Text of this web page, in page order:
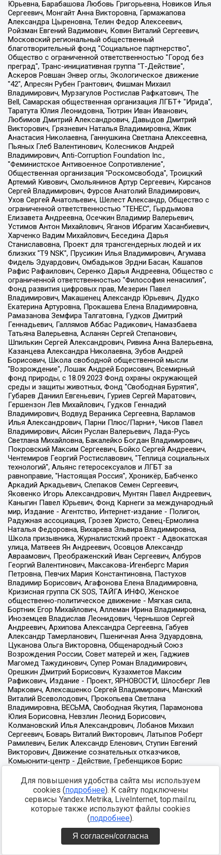
Для повышения удобства сайта мы используем
cookies (подробнее). К сайту подключены
сервисы Yandex.Metrika, LiveInternet, top.mail.ru,
которые также используют файлы cookies
(подробнее).
Я согласен/согласна